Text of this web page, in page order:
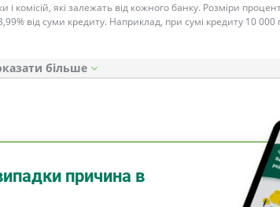
комісій, які залежать від кожного банку. Розміри
від суми кредиту. Наприклад, при сумі кредиту 10 000
причина в